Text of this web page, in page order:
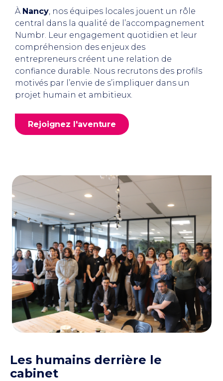
À Nancy, nos équipes locales jouent un rôle
central dans la qualité de l’accompagnement
Numbr. Leur engagement quotidien et leur
compréhension des enjeux des
entrepreneurs créent une relation de
confiance durable. Nous recrutons des profils
motivés par l’envie de s’impliquer dans un
projet humain et ambitieux.
Rejoignez l'aventure
Les humains derrière le
cabinet